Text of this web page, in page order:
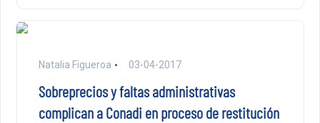
Natalia Figueroa 03-04-2017
Sobreprecios y faltas administrativas
complican a Conadi en proceso de restitución